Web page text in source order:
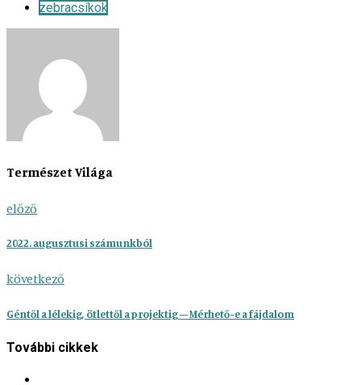
zebracsíkok
Természet Világa
előző
2022. augusztusi számunkból
következő
Géntől a lélekig, ötlettől a projektig – Mérhető-e a fájdalom
További cikkek